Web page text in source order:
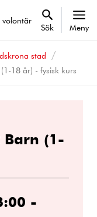
volontär
Sök Meny
stad
18 år) - fysisk kurs
Barn (1-
-